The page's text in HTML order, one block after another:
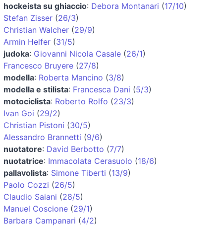
hockeista su ghiaccio: Debora Montanari (17/10)
Stefan Zisser (26/3)
Christian Walcher (29/9)
Armin Helfer (31/5)
judoka: Giovanni Nicola Casale (26/1)
Francesco Bruyere (27/8)
modella: Roberta Mancino (3/8)
modella e stilista: Francesca Dani (5/3)
motociclista: Roberto Rolfo (23/3)
Ivan Goi (29/2)
Christian Pistoni (30/5)
Alessandro Brannetti (9/6)
nuotatore: David Berbotto (7/7)
nuotatrice: Immacolata Cerasuolo (18/6)
pallavolista: Simone Tiberti (13/9)
Paolo Cozzi (26/5)
Claudio Saiani (28/5)
Manuel Coscione (29/1)
Barbara Campanari (4/2)